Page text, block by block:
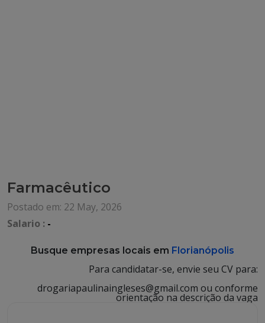
Farmacêutico
Postado em: 22 May, 2026
Salario : -
Busque empresas locais em Florianópolis
Para candidatar-se, envie seu CV para:
drogariapaulinaingleses@gmail.com ou conforme
orientação na descrição da vaga